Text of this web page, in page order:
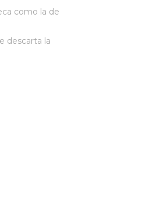
como la de
descarta la